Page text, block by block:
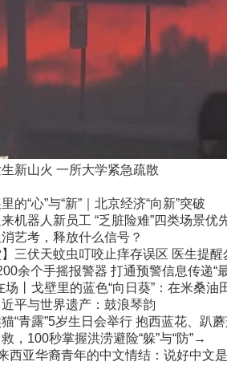
新山火 一所大学紧急疏散
的“心”与“新”｜北京经济“向新”突破
机器人新员工 “乏脏险难”四类场景优
艺考，释放什么信号？
】三伏天蚊虫叮咬止痒存误区 医生提醒
余个手摇报警器 打通预警信息传递“
场丨戈壁里的蓝色“向日葵”：在米桑油
平与世界遗产：鼓浪琴韵
“青露”5岁生日会举行 抱西蓝花、趴
，100秒掌握洪涝避险“躲”与“防”→
西亚华裔青年的中文情结：说好中文